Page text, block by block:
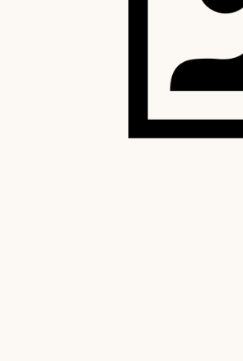
Satisfecho o reembolsado hasta 15 días